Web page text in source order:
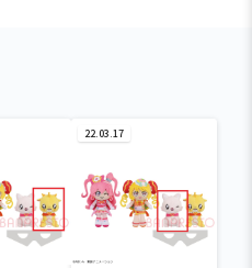
22.03.17